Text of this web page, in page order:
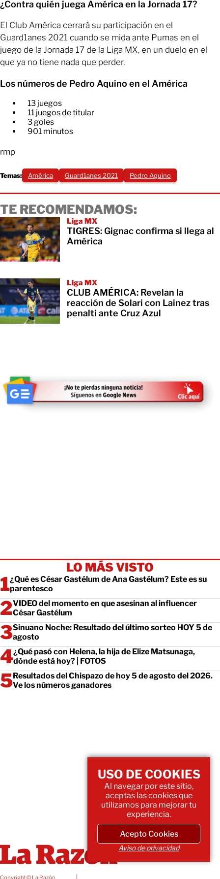
¿Contra quién juega América en la Jornada 17?
El Club América cerrará su participación en el
Guard1anes 2021 cuando se mida ante Pumas en el
juego de la Jornada 17 de la Liga MX, en un duelo en el
que ya no tiene nada que perder.
Los números de Pedro Aquino en el América
13 juegos
​11 juegos de titular
​3 goles
​901 minutos
rmp
Temas: América Guard1anes 2021 Pedro Aquino
TE RECOMENDAMOS:
Liga MX
TIGRES: Gignac confirma si llega al
América
Liga MX
CLUB AMÉRICA: Revelan la
reacción de Solari con Lainez tras
penalti ante Cruz Azul
LO MÁS VISTO
¿Qué es César Gastélum de Ana Gastélum? Este es su
parentesco
VIDEO del momento en que asesinan al influencer
César Gastélum
Sinuano Noche: Resultado del último sorteo HOY 5 de
agosto
¿Qué pasó con Helena, la hija de Elize Matsunaga,
dónde está hoy? | FOTOS
Resultados del Chispazo de hoy 5 de agosto del 2026.
Ve los números ganadores
USO DE COOKIES
Al navegar por este sitio,
aceptas las cookies que
utilizamos para mejorar tu
experiencia.
Acepto Cookies
Aviso de privacidad